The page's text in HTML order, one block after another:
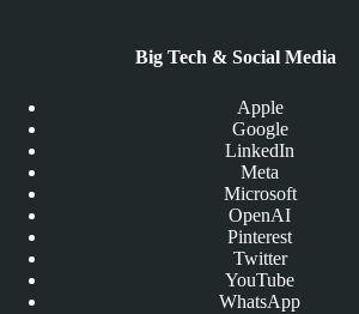
Big Tech & Social Media
Apple
Google
LinkedIn
Meta
Microsoft
OpenAI
Pinterest
Twitter
YouTube
WhatsApp